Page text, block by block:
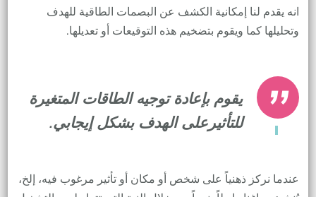
انه يقدم لنا إمكانية الكشف عن البصمات الطاقية للهدف
وتحليلها كما ويقوم بتضخيم هذه التوقيعات أو تعديلها.
يقوم بإعادة توجيه الطاقات المتغيرة
للتأثيرعلى الهدف بشكل إيجابي.
عندما نركز ذهنياً على شخص أو مكان أو تأثير مرغوب فيه، إلخ،